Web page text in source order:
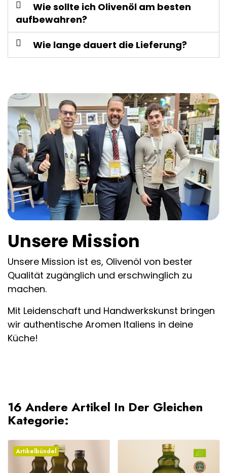
Wie sollte ich Olivenöl am besten
aufbewahren?
Wie lange dauert die Lieferung?
Unsere Mission
Unsere Mission ist es, Olivenöl von bester
Qualität zugänglich und erschwinglich zu
machen.
Mit Leidenschaft und Handwerkskunst bringen
wir authentische Aromen Italiens in deine
Küche!
16 Andere Artikel In Der Gleichen
Kategorie:
Artikelbündel